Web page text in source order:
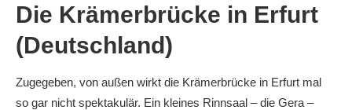
Die Krämerbrücke in Erfurt
(Deutschland)
Zugegeben, von außen wirkt die Krämerbrücke in Erfurt mal
so gar nicht spektakulär. Ein kleines Rinnsaal – die Gera –